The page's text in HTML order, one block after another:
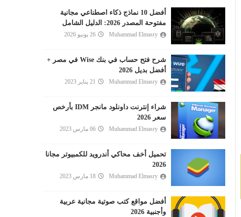
أفضل 10 نماذج ذكاء اصطناعي مجانية
مفتوحة المصدر 2026: الدليل الشامل
Muhammad Elmasry 26 يونيو 2026
شرح فتح حساب في بنك Wise في مصر +
أفضل بديل 2026
Muhammad Elmasry 21 يناير 2023
شراء إنترنت داونلود مانجر IDM بأرخص
سعر 2026
Muhammad Elmasry 06 مارس 2023
تحميل أخف محاكي أندرويد للكمبيوتر مجانا
2026
Muhammad Elmasry 18 مارس 2023
أفضل مواقع كتب صوتية مجانية عربية
وأجنبية 2026